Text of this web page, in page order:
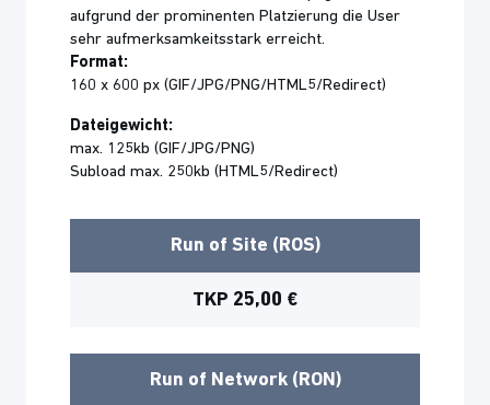
aufgrund der prominenten Platzierung die User
sehr aufmerksamkeitsstark erreicht.
Format:
160 x 600 px (GIF/JPG/PNG/HTML5/Redirect)
Dateigewicht:
max. 125kb (GIF/JPG/PNG)
Subload max. 250kb (HTML5/Redirect)
Run of Site (ROS)
TKP 25,00 €
Run of Network (RON)